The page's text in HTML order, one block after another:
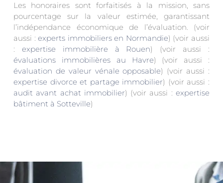
Les honoraires sont forfaitisés à la mission, sans
pourcentage sur la valeur estimée, garantissant
l’indépendance économique de l’évaluation. (voir
aussi :experts immobiliers en Normandie) (voir aussi
: expertise immobilière à Rouen) (voir aussi :
évaluations immobilières au Havre) (voir aussi :
évaluation de valeur vénale opposable) (voir aussi :
expertise divorce et partage immobilier) (voir aussi :
audit avant achat immobilier) (voir aussi :expertise
bâtiment à Sotteville)